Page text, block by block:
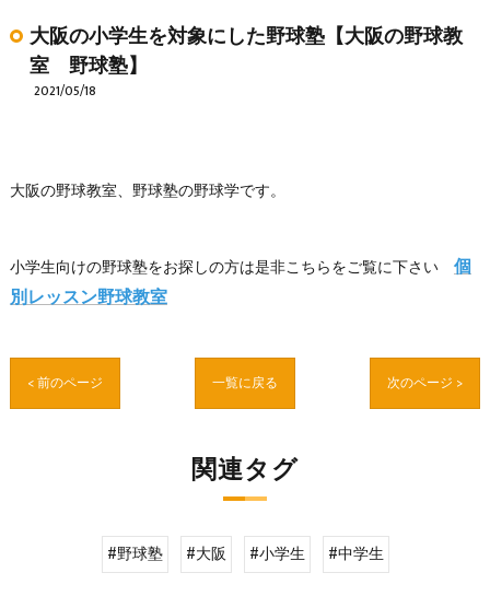
大阪の小学生を対象にした野球塾【大阪の野球教
室 野球塾】
2021/05/18
大阪の野球教室、野球塾の野球学です。
小学生向けの野球塾をお探しの方は是非こちらをご覧に下さい 個
別レッスン野球教室
< 前のページ 一覧に戻る 次のページ >
関連タグ
#野球塾 #大阪 #小学生 #中学生